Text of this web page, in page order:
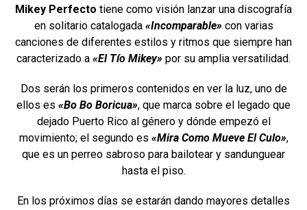
Mikey Perfecto tiene como visión lanzar una discografía
en solitario catalogada «Incomparable»con varias
canciones de diferentes estilos y ritmos que siempre han
caracterizado a «El Tío Mikey» por su amplia versatilidad.
Dos serán los primeros contenidos en ver la luz, uno de
ellos es «Bo Bo Boricua», que marca sobre el legado que
dejado Puerto Rico al género y dónde empezó el
movimiento; el segundo es «Mira Como Mueve El Culo»,
que es un perreo sabroso para bailotear y sandunguear
hasta el piso.
En los próximos días se estarán dando mayores detalles